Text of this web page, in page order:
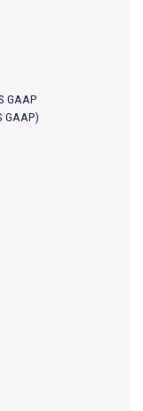
GAAP
GAAP)